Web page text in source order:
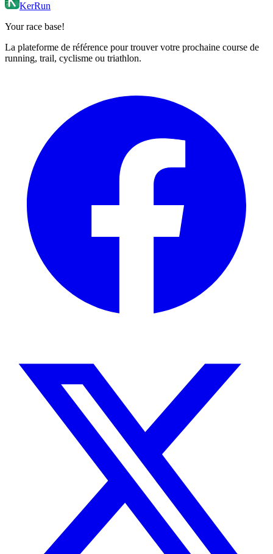
KerRun
Your race base!
La plateforme de référence pour trouver votre prochaine course de
running, trail, cyclisme ou triathlon.